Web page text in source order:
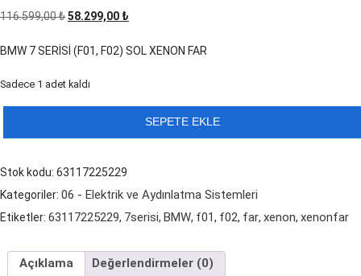
116.599,00₺Orijinal
116.599,00 ₺.
58.299,00 ₺
BMW 7 SERİSİ (F01, F02) SOL XENON FAR
Sadece 1 adet kaldı
7
XENON
SEPETE EKLE
Stok kodu: 63117225229
Kategoriler: 06 - Elektrik ve Aydınlatma Sistemleri
Etiketler: 63117225229, 7serisi, BMW, f01, f02, far, xenon, xenonfar
Açıklama Değerlendirmeler (0)